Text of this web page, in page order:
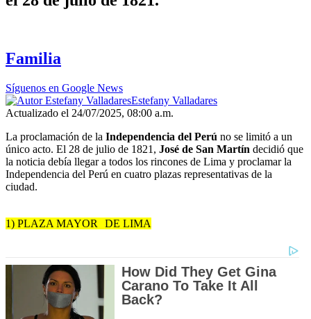
Familia
Síguenos en Google News
Estefany Valladares
Actualizado el 24/07/2025, 08:00 a.m.
La proclamación de la Independencia del Perú no se limitó a un
único acto. El 28 de julio de 1821, José de San Martín decidió que
la noticia debía llegar a todos los rincones de Lima y proclamar la
Independencia del Perú en cuatro plazas representativas de la
ciudad.
1) PLAZA MAYOR DE LIMA